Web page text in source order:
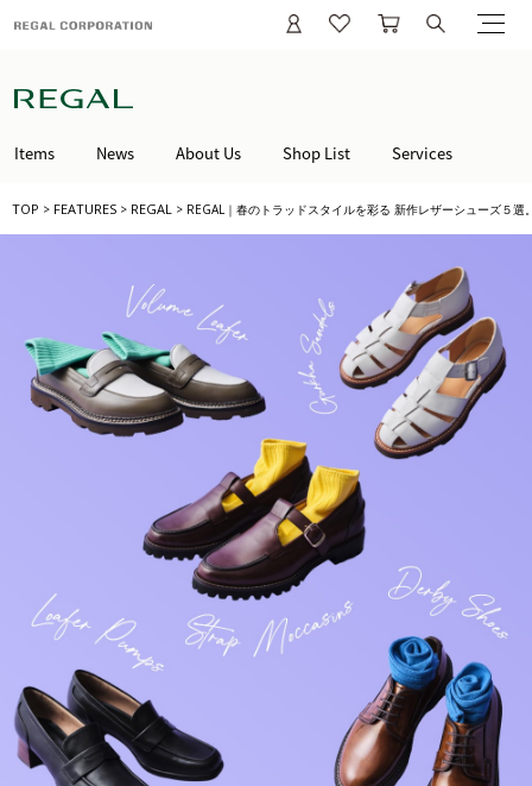
Items News About Us Shop List Services
TOP > FEATURES > REGAL > REGAL｜春のトラッドスタイルを彩る 新作レザーシューズ５選